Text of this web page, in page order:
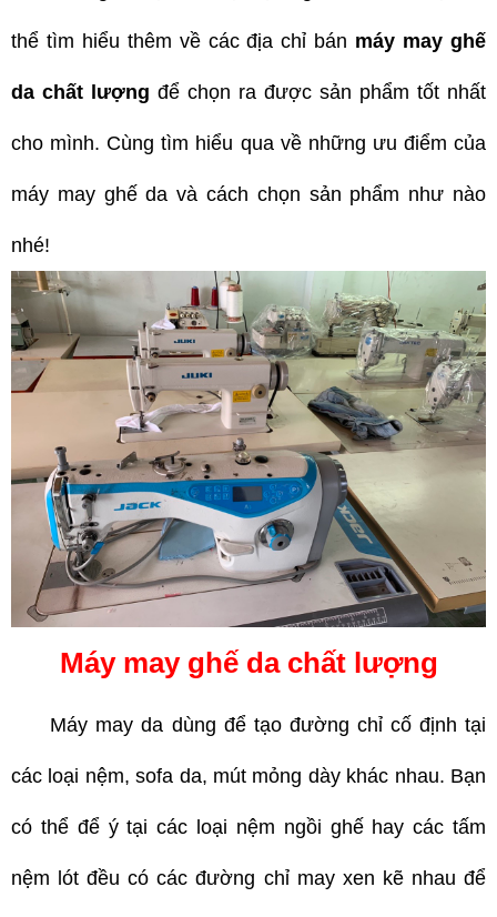
thể tìm hiểu thêm về các địa chỉ bán máy may ghế
da chất lượng để chọn ra được sản phẩm tốt nhất
cho mình. Cùng tìm hiểu qua về những ưu điểm của
máy may ghế da và cách chọn sản phẩm như nào
nhé!
Máy may ghế da chất lượng
Máy may da dùng để tạo đường chỉ cố định tại
các loại nệm, sofa da, mút mỏng dày khác nhau. Bạn
có thể để ý tại các loại nệm ngồi ghế hay các tấm
nệm lót đều có các đường chỉ may xen kẽ nhau để